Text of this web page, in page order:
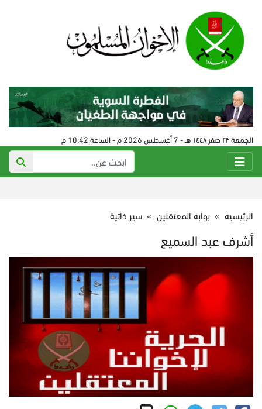
الجمعة ٢٣ صفر ١٤٤٨ هـ - 7 أغسطس 2026 م - الساعة 10:42 م
الرئيسية » بوابة المعتقلين » سير ذاتية
أشرف عبد السميع